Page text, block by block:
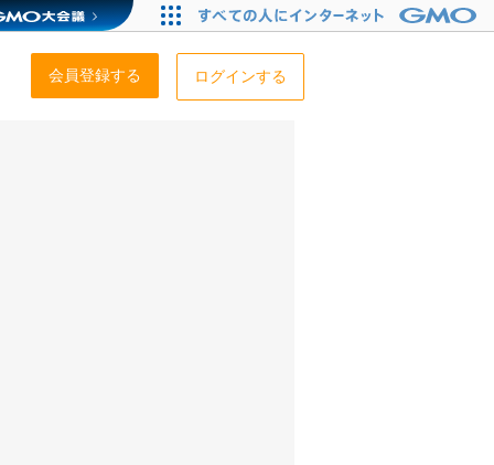
会員登録する ログインする